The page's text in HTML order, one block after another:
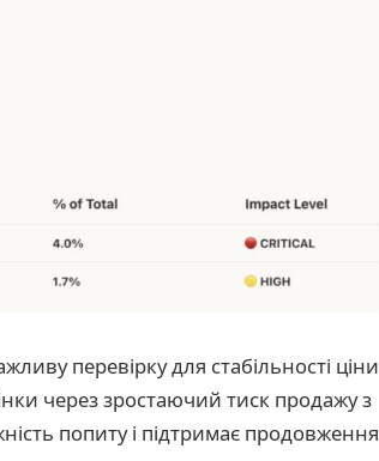
перевірку для стабільності ціни
через зростаючий тиск продажу з
попиту і підтримає продовження